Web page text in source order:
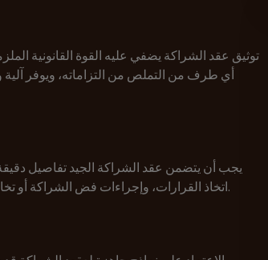
توثيق عقد الشراكة يضفي عليه القوة القانونية
أي طرف من التملص من التزاماته، ويوفر آلية
يجب أن يتضمن عقد الشراكة الجيد تفاصيل
اتخاذ القرارات، وإجراءات فض الشراكة أو تخارج أحد الشركاء. الصياغة الدقيقة لهذه العناصر تمنع سوء الفهم المستقبلي.